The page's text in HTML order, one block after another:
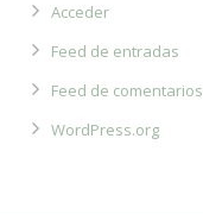
Acceder
Feed de entradas
Feed de comentarios
WordPress.org